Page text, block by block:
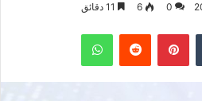
0
6
بينتيريست واتساب